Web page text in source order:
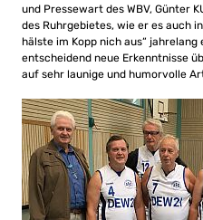
und Pressewart des WBV, Günter
des Ruhrgebietes, wie er es auch
hälste im Kopp nich aus“
entscheidend neue Erkenntnisse
auf sehr launige und humorvolle